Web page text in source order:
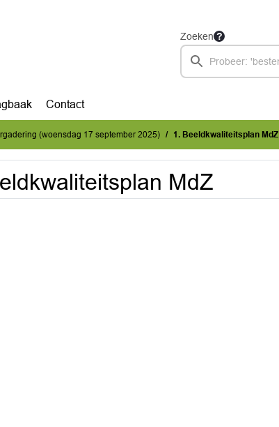
Zoeken
Contact
(woensdag 17 september 2025) 1. Beeldkwaliteitsplan MdZ
MdZ